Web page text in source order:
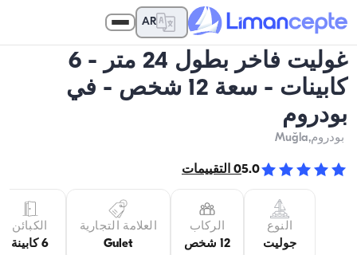
AR
غوليت فاخر بطول 24 متر - 6
كابينات - سعة 12 شخص - في
بودروم
بودروم,Muğla
5.0
0 التقييمات
النوع
جوليت
الركاب
12 شخص
العلامة التجارية
Gulet
الكبائن
6 كابينة